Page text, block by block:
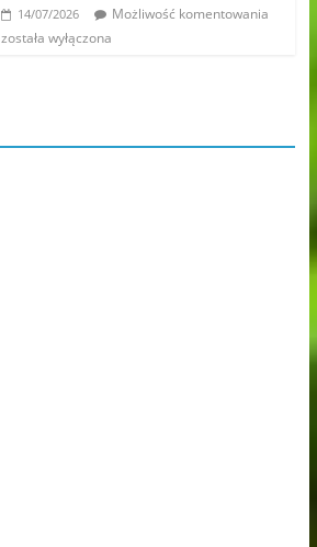
14/07/2026
Możliwość komentowania
została wyłączona